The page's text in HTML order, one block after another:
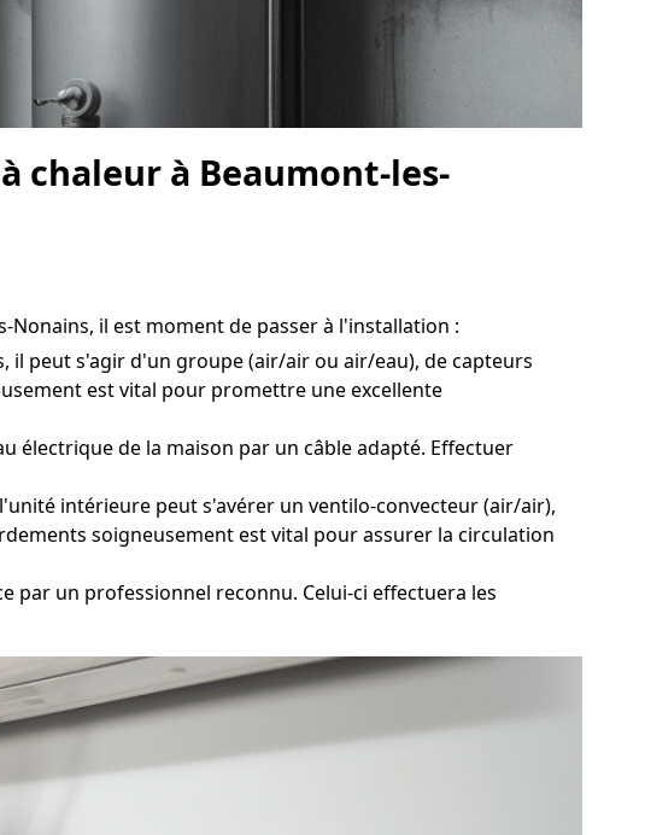
chaleur à Beaumont-les-
Nonains, il est moment de passer à l'installation :
il peut s'agir d'un groupe (air/air ou air/eau), de capteurs
est vital pour promettre une excellente
électrique de la maison par un câble adapté. Effectuer
intérieure peut s'avérer un ventilo-convecteur (air/air),
soigneusement est vital pour assurer la circulation
par un professionnel reconnu. Celui-ci effectuera les